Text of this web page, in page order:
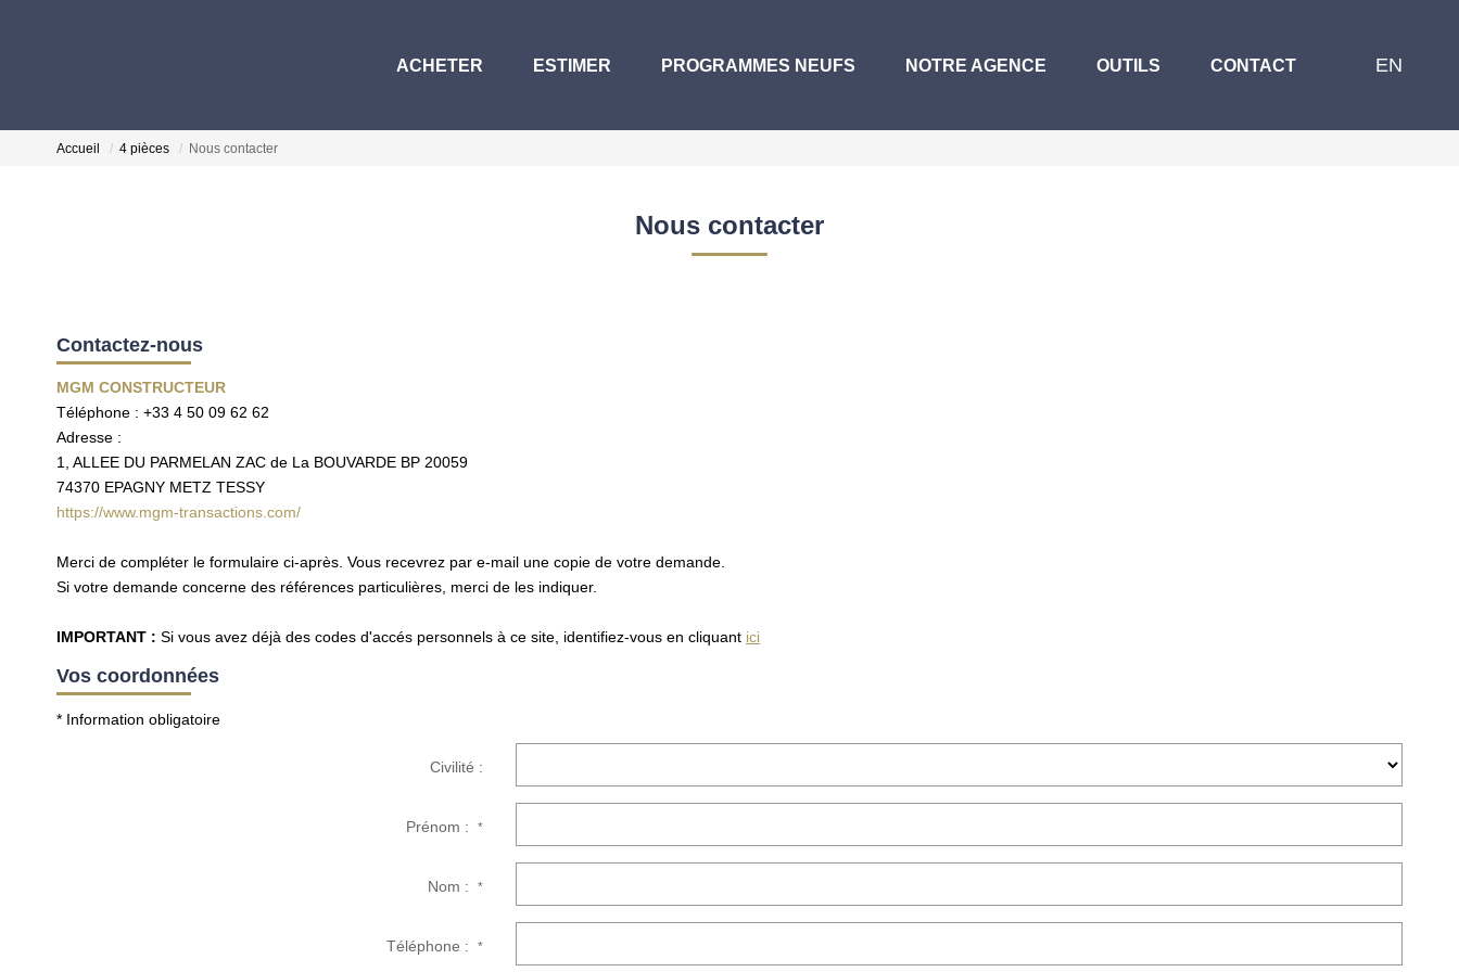
ACHETER ESTIMER PROGRAMMES NEUFS NOTRE AGENCE OUTILS CONTACT EN
Accueil 4 pièces Nous contacter
Nous contacter
Contactez-nous
MGM CONSTRUCTEUR
Téléphone : +33 4 50 09 62 62
Adresse :
1, ALLEE DU PARMELAN ZAC de La BOUVARDE BP 20059
74370 EPAGNY METZ TESSY
https://www.mgm-transactions.com/
Merci de compléter le formulaire ci-après. Vous recevrez par e-mail une copie de votre demande.
Si votre demande concerne des références particulières, merci de les indiquer.
IMPORTANT : Si vous avez déjà des codes d'accés personnels à ce site, identifiez-vous en cliquant ici
Vos coordonnées
* Information obligatoire
Civilité :
Prénom :*
Nom :*
Téléphone :*